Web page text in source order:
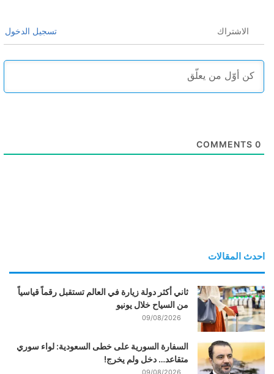
الاشتراك تسجيل الدخول
0
احدث المقالات
ثاني أكثر دولة زيارة في العالم تستقبل رقماً قياسياً
من السياح خلال يونيو
09/08/2026
السفارة السورية على خطى السعودية: لواء سوري
متقاعد… دخل ولم يخرج!
09/08/2026